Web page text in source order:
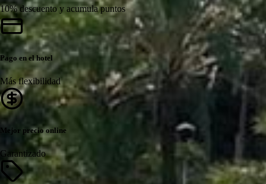
10% descuento y acumula puntos
Pago en el hotel
Más flexibilidad
Mejor precio online
Garantizado